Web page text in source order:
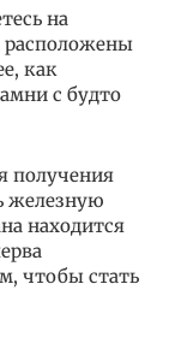
на
расположены
как
с будто
получения
железную
находится
чтобы стать